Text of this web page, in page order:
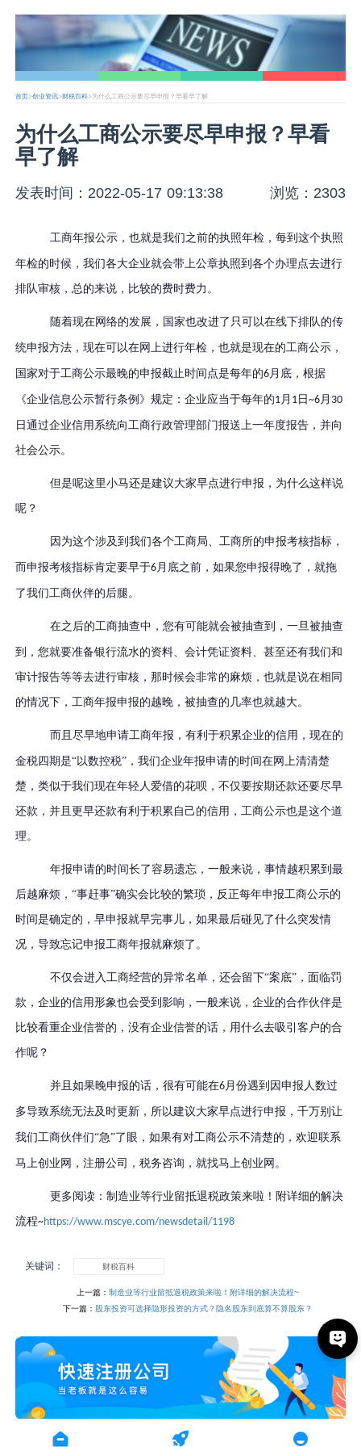
首页>创业资讯>财税百科>为什么工商公示要尽早申报？早看早了解
为什么工商公示要尽早申报？早看
早了解
发表时间：2022-05-17 09:13:38 浏览：2303
工商年报公示 ，也就是我们之前的执照年检 ，每到这个执照
年检的时候，我们各大企业就会带上公章执照到各个办理点去进行
排队审核，总的来说，比较的费时费力。
随着现在网络的发展 ， 国家也改进了只可以在线下排队的传
统申报方法 ，现在可以在网上进行年检，也就是现在的工商公示 ，
国家对于工商公示最晚的申报截止时间点是每年的6月底 ，根据
《企业信息公示暂行条例》规定：企业应当于每年的1月 1 日~6月 30
日通过企业信用系统向工商行政管理部门报送上一年度报告，并向
社会公示。
但是呢这里小马还是建议大家早点进行申报，为什么这样说
呢？
因为这个涉及到我们各个工商局、工商所的申报考核指标，
而申报考核指标肯定要早于6月底之前，如果您申报得晚了，就拖
了我们工商伙伴的后腿。
在之后的工商抽查中，您有可能就会被抽查到 ，一旦被抽查
到，您就要准备银行流水的资料、会计凭证资料、甚至还有我们和
审计报告等等去进行审核，那时候会非常的麻烦，也就是说在相同
的情况下，工商年报申报的越晚，被抽查的几率也就越大。
而且尽早地申请工商年报 ，有利于积累企业的信用，现在的
金税四期是“以数控税”，我们企业年报申请的时间在网上清清楚
楚，类似于我们现在年轻人爱借的花呗，不仅要按期还款还要尽早
还款，并且更早还款有利于积累自己的信用，工商公示也是这个道
理。
年报申请的时间长了容易遗忘，一般来说，事情越积累到最
后越麻烦，“事赶事”确实会比较的繁琐，反正每年申报工商公示的
时间是确定的，早申报就早完事儿，如果最后碰见了什么突发情
况，导致忘记申报工商年报就麻烦了。
不仅会进入工商经营的异常名单，还会留下“案底”，面临罚
款，企业的信用形象也会受到影响，一般来说，企业的合作伙伴是
比较看重企业信誉的，没有企业信誉的话，用什么去吸引客户的合
作呢？
并且如果晚申报的话，很有可能在6月份遇到因申报人数过
多导致系统无法及时更新， 所以建议大家早点进行申报 ，千万别让
我们工商伙伴们“急”了眼，如果有对工商公示不清楚的 ，欢迎联系
马上创业网，注册公司，税务咨询，就找马上创业网。
更多阅读：制造业等行业留抵退税政策来啦！附详细的解决
流程~https://www.mscye.com/newsdetail/1198
关键词： 财税百科
上一篇： 制造业等行业留抵退税政策来啦！附详细的解决流程~
下一篇： 股东投资可选择隐形投资的方式？隐名股东到底算不算股东？